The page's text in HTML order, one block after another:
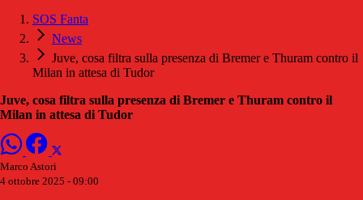
SOS Fanta
News
Juve, cosa filtra sulla presenza di Bremer e Thuram contro il
Milan in attesa di Tudor
Juve, cosa filtra sulla presenza di Bremer e Thuram contro il
Milan in attesa di Tudor
Marco Astori
4 ottobre 2025 - 09:00